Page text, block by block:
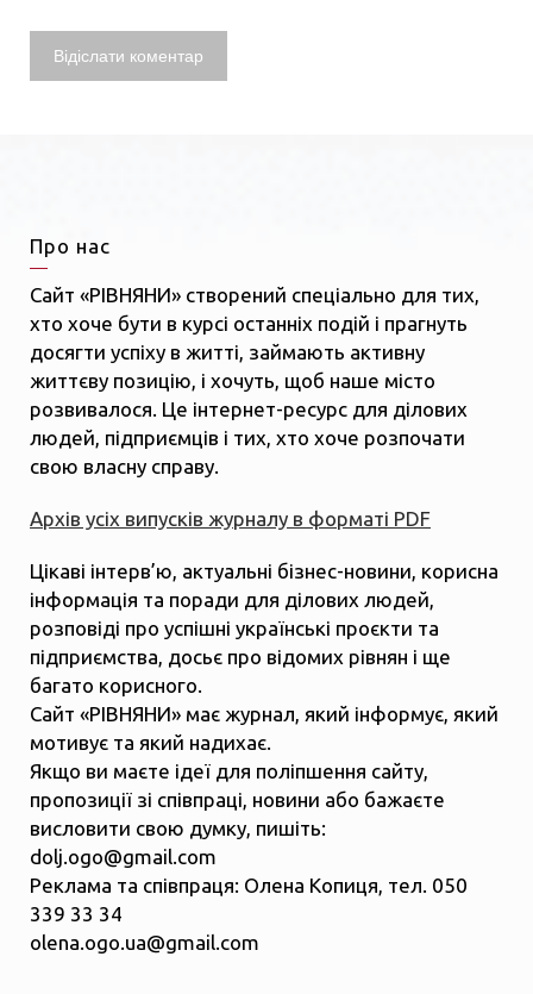
Про нас
Сайт «РІВНЯНИ» створений спеціально для тих,
хто хоче бути в курсі останніх подій і прагнуть
досягти успіху в житті, займають активну
життєву позицію, і хочуть, щоб наше місто
розвивалося. Це інтернет-ресурс для ділових
людей, підприємців і тих, хто хоче розпочати
свою власну справу.
Архів усіх випусків журналу в форматі PDF
Цікаві інтерв’ю, актуальні бізнес-новини, корисна
інформація та поради для ділових людей,
розповіді про успішні українські проєкти та
підприємства, досьє про відомих рівнян і ще
багато корисного.
Сайт «РІВНЯНИ» має журнал, який інформує, який
мотивує та який надихає.
Якщо ви маєте ідеї для поліпшення сайту,
пропозиції зі співпраці, новини або бажаєте
висловити свою думку, пишіть:
dolj.ogo@gmail.com
Реклама та співпраця: Олена Копиця, тел. 050
339 33 34
olena.ogo.ua@gmail.com